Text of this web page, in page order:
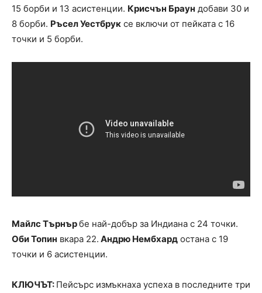
15 борби и 13 асистенции. Крисчън Браун добави 30 и
8 борби. Ръсел Уестбрук се включи от пейката с 16
точки и 5 борби.
Майлс Търнърбе най-добър за Индиана с 24 точки.
Оби Топин вкара 22. Андрю Нембхард остана с 19
точки и 6 асистенции.
КЛЮЧЪТ: Пейсърс измъкнаха успеха в последните три